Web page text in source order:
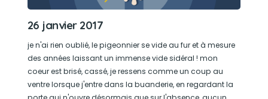
26 janvier 2017
je n'ai rien oublié, le pigeonnier se vide au fur et à mesure
des années laissant un immense vide sidéral ! mon
coeur est brisé, cassé, je ressens comme un coup au
ventre lorsque j'entre dans la buanderie, en regardant la